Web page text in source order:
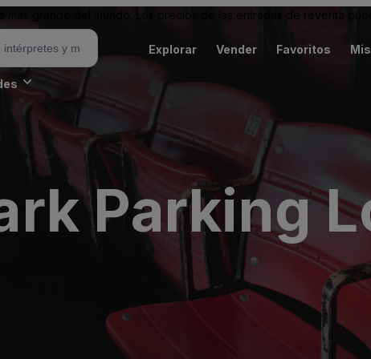
grande del mundo. Los precios de las entradas de reventa
Explorar Vender Favoritos
Parking